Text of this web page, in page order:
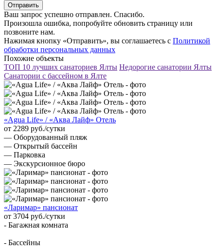
Отправить
Ваш запрос успешно отправлен. Спасибо.
Произошла ошибка, попробуйте обновить страницу или
позвоните нам.
Нажимая кнопку «Отправить», вы соглашаетесь с Политикой
обработки персональных данных
Похожие объекты
ТОП 10 лучших санаториев Ялты Недорогие санатории Ялты
Санатории с бассейном в Ялте
«Agua Life» / «Аква Лайф» Отель
от 2289 руб./сутки
— Оборудованный пляж
— Открытый бассейн
— Парковка
— Экскурсионное бюро
«Ларимар» пансионат
от 3704 руб./сутки
- Багажная комната
- Бассейны